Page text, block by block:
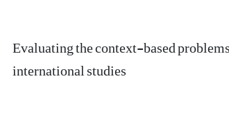
Evaluating the context-based
international studies